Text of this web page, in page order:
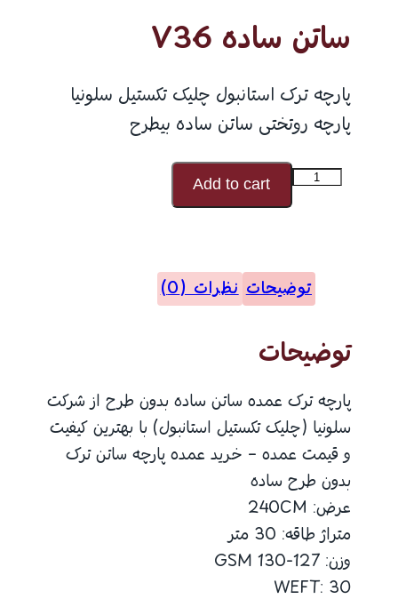
ساتن ساده V36
پارچه ترک استانبول چلیک تکستیل سلونیا
پارچه روتختی ساتن ساده بیطرح
ساتن
Add to cart
توضیحات نظرات (0)
توضیحات
پارچه ترک عمده ساتن ساده بدون طرح از شرکت
سلونیا (چلیک تکستیل استانبول) با بهترین کیفیت
و قیمت عمده – خرید عمده پارچه ساتن ترک
بدون طرح ساده
عرض: 240CM
متراژ طاقه: 30 متر
وزن: 127-130 GSM
WEFT: 30